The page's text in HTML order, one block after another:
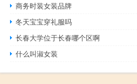
商务时装女装品牌
冬天宝宝穿礼服吗
长春大学位于长春哪个区啊
什么叫淑女装